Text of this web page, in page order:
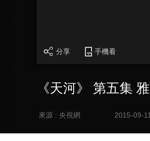
分享 手機看
《天河》 第五集
來源 : 央視網 2015-09-